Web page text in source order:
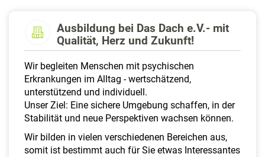
Ausbildung bei Das Dach e.V.- mit
Qualität, Herz und Zukunft!
Wir begleiten Menschen mit psychischen
Erkrankungen im Alltag - wertschätzend,
unterstützend und individuell.
Unser Ziel: Eine sichere Umgebung schaffen, in der
Stabilität und neue Perspektiven wachsen können.
Wir bilden in vielen verschiedenen Bereichen aus,
somit ist bestimmt auch für Sie etwas Interessantes